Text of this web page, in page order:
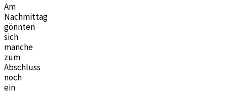
Am
Nachmittag
gönnten
sich
manche
zum
Abschluss
noch
ein